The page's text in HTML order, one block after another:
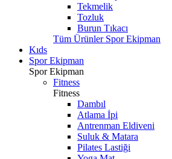
Tekmelik
Tozluk
Burun Tıkacı
Tüm Ürünler Spor Ekipman
Kıds
Spor Ekipman
Spor Ekipman
Fitness
Fitness
Dambıl
Atlama İpi
Antrenman Eldiveni
Suluk & Matara
Pilates Lastiği